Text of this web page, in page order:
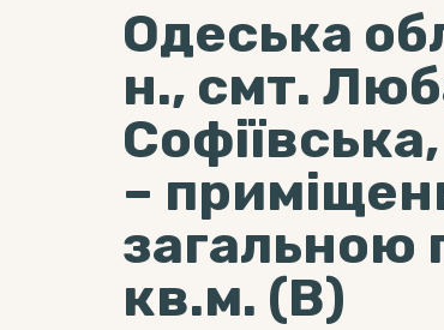
Одеська
н., смт.
–
кв.м. (В)